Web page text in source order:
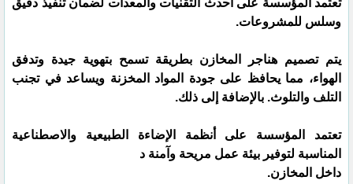
تعتمد المؤسسة على أحدث التقنيات والمعدات لضمان تنفيذ دقيق
وسلس للمشروعات.
يتم تصميم هناجر المخازن بطريقة تسمح بتهوية جيدة وتدفق
الهواء، مما يحافظ على جودة المواد المخزنة ويساعد في تجنب
التلف والتلوث. بالإضافة إلى ذلك.
تعتمد المؤسسة على أنظمة الإضاءة الطبيعية والاصطناعية
المناسبة لتوفير بيئة عمل مريحة وآمنة د
داخل المخازن.